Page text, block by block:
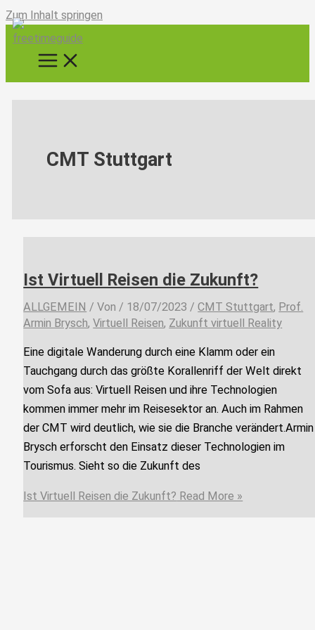
Zum Inhalt springen
CMT Stuttgart
Ist Virtuell Reisen die Zukunft?
ALLGEMEIN / Von / 18/07/2023 /CMT Stuttgart, Prof.
Armin Brysch,Virtuell Reisen, Zukunft virtuell Reality
Eine digitale Wanderung durch eine Klamm oder ein
Tauchgang durch das größte Korallenriff der Welt direkt
vom Sofa aus: Virtuell Reisen und ihre Technologien
kommen immer mehr im Reisesektor an. Auch im Rahmen
der CMT wird deutlich, wie sie die Branche verändert.Armin
Brysch erforscht den Einsatz dieser Technologien im
Tourismus. Sieht so die Zukunft des
Ist Virtuell Reisen die Zukunft? Read More »